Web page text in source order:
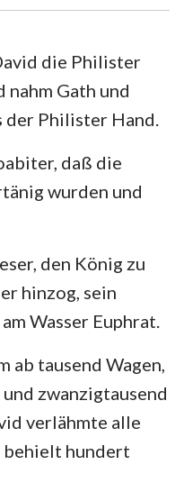
Zephanja
die Philister
nahm Gath und
Philister Hand.
daß die
wurden und
den König zu
hinzog, sein
Wasser Euphrat.
ab tausend Wagen,
zwanzigtausend
verlähmte alle
behielt hundert